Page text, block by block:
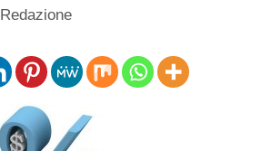
Redazione